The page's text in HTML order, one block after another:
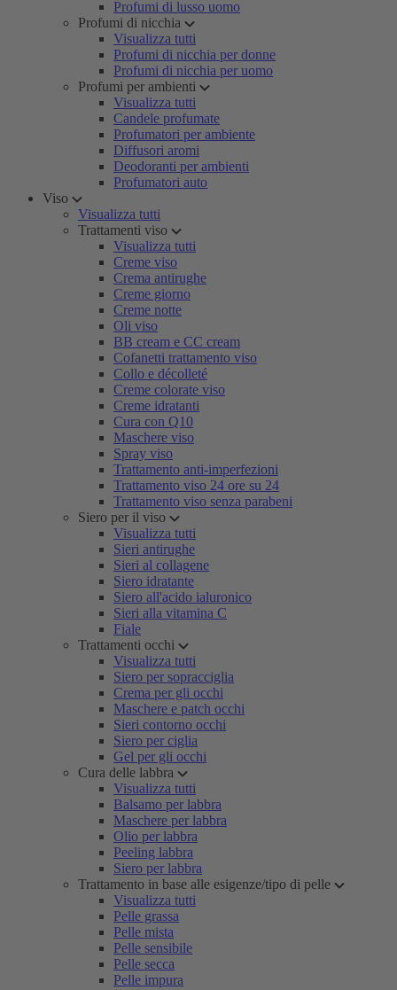
Profumi di lusso uomo
Profumi di nicchia
Visualizza tutti
Profumi di nicchia per donne
Profumi di nicchia per uomo
Profumi per ambienti
Visualizza tutti
Candele profumate
Profumatori per ambiente
Diffusori aromi
Deodoranti per ambienti
Profumatori auto
Viso
Visualizza tutti
Trattamenti viso
Visualizza tutti
Creme viso
Crema antirughe
Creme giorno
Creme notte
Oli viso
BB cream e CC cream
Cofanetti trattamento viso
Collo e décolleté
Creme colorate viso
Creme idratanti
Cura con Q10
Maschere viso
Spray viso
Trattamento anti-imperfezioni
Trattamento viso 24 ore su 24
Trattamento viso senza parabeni
Siero per il viso
Visualizza tutti
Sieri antirughe
Sieri al collagene
Siero idratante
Siero all'acido ialuronico
Sieri alla vitamina C
Fiale
Trattamenti occhi
Visualizza tutti
Siero per sopracciglia
Crema per gli occhi
Maschere e patch occhi
Sieri contorno occhi
Siero per ciglia
Gel per gli occhi
Cura delle labbra
Visualizza tutti
Balsamo per labbra
Maschere per labbra
Olio per labbra
Peeling labbra
Siero per labbra
Trattamento in base alle esigenze/tipo di pelle
Visualizza tutti
Pelle grassa
Pelle mista
Pelle sensibile
Pelle secca
Pelle impura